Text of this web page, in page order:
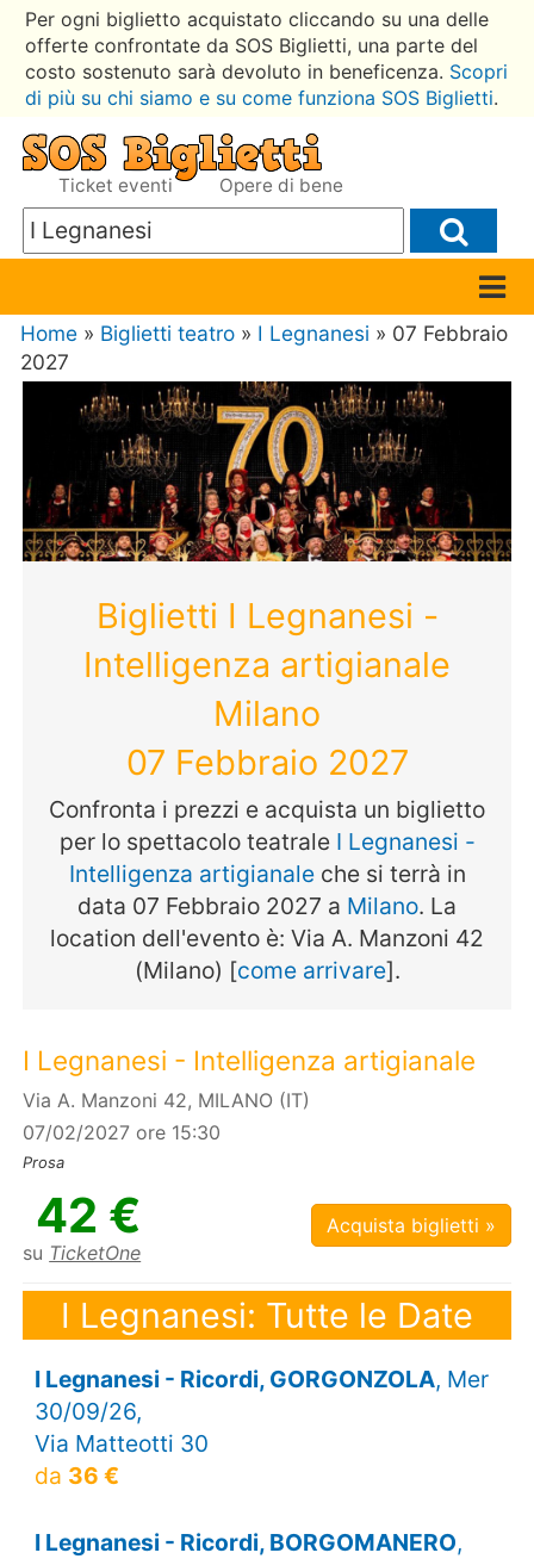
Per ogni biglietto acquistato cliccando su una delle
offerte confrontate da SOS Biglietti, una parte del
costo sostenuto sarà devoluto in beneficenza. Scopri
di più su chi siamo e su come funziona SOS Biglietti.
Ticket eventi Opere di bene
Home » Biglietti teatro » I Legnanesi » 07 Febbraio
2027
Biglietti I Legnanesi -
Intelligenza artigianale
Milano
07 Febbraio 2027
Confronta i prezzi e acquista un biglietto
per lo spettacolo teatrale I Legnanesi -
Intelligenza artigianaleche si terrà in
data 07 Febbraio 2027 a Milano. La
location dell'evento è: Via A. Manzoni 42
(Milano) [come arrivare].
I Legnanesi - Intelligenza artigianale
Via A. Manzoni 42, MILANO (IT)
07/02/2027 ore 15:30
Prosa
42 €
su TicketOne
Acquista biglietti »
I Legnanesi: Tutte le Date
I Legnanesi - Ricordi, GORGONZOLA, Mer
30/09/26,
Via Matteotti 30
da 36 €
I Legnanesi - Ricordi, BORGOMANERO,